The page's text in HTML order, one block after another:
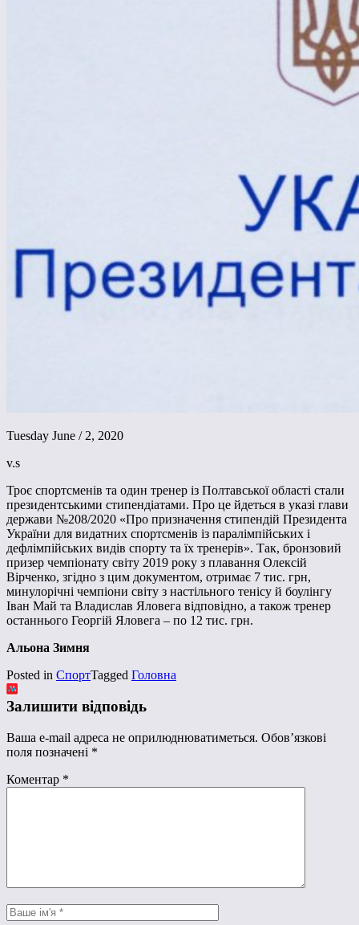
Tuesday June / 2, 2020
v.s
Троє спортсменів та один тренер із Полтавської області стали
президентськими стипендіатами. Про це йдеться в указі глави
держави №208/2020 «Про призначення стипендій Президента
України для видатних спортсменів із паралімпійських і
дефлімпійських видів спорту та їх тренерів». Так, бронзовий
призер чемпіонату світу 2019 року з плавання Олексій
Вірченко, згідно з цим документом, отримає 7 тис. грн,
минулорічні чемпіони світу з настільного тенісу й боулінгу
Іван Май та Владислав Яловега відповідно, а також тренер
останнього Георгій Яловега – по 12 тис. грн.
Альона Зимня
Posted in СпортTagged Головна
Залишити відповідь
Ваша e-mail адреса не оприлюднюватиметься. Обов’язкові
поля позначені *
Коментар *